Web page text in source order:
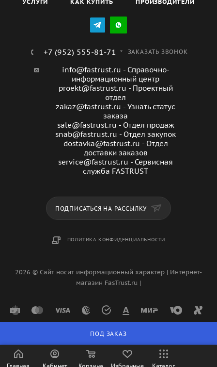
ПОД ЗАКАЗ
Кондиционер также имеет функцию обогрева, которая
УСЛУГИ КАК КУПИТЬ ПРОИЗВОДИТЕЛИ
+7 (952) 555-81-71 ЗАКАЗАТЬ ЗВОНОК
info@fastrust.ru - Справочно-
информационный центр
proekt@fastrust.ru - Проектный
отдел
zakaz@fastrust.ru - Узнать статус
заказа
sale@fastrust.ru - Отдел продаж
snab@fastrust.ru - Отдел закупок
dostavka@fastrust.ru - Отдел
доставки заказов
service@fastrust.ru - Сервисная
служба FASTRUST
ПОДПИСАТЬСЯ НА РАССЫЛКУ
ПОЛИТИКА КОНФИДЕНЦИАЛЬНОСТИ
2026 © Сайт носит информационный характер | Интернет-
магазин FasTrust.ru |